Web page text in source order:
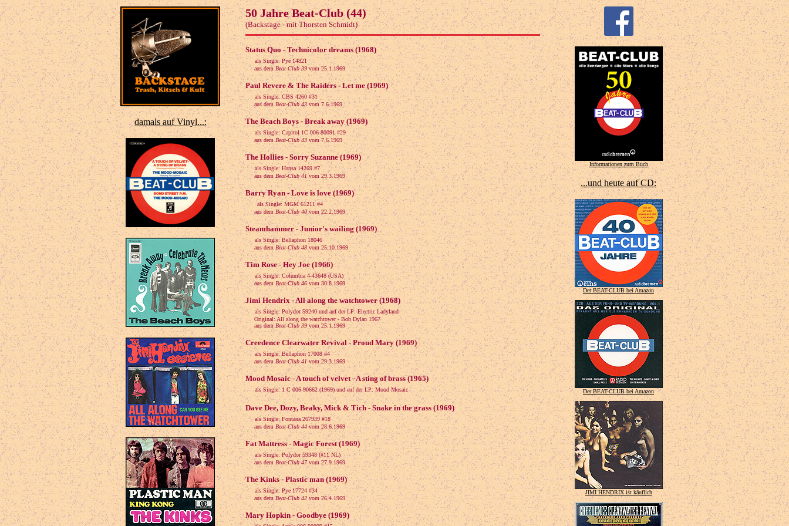
damals auf Vinyl...:
50 Jahre Beat-Club (44)
(Backstage - mit Thorsten Schmidt)
Status Quo - Technicolor dreams (1968)
als Single: Pye 14821
aus demBeat-Club 39vom 25.1.1969
Paul Revere & The Raiders - Let me (1969)
als Single: CBS 4260 #31
aus dem Beat-Club 43vom 7.6.1969
The Beach Boys - Break away (1969)
als Single: Capitol 1C 006-80091 #29
aus demBeat-Club 43 vom 7.6.1969
The Hollies - Sorry Suzanne (1969)
als Single: Hansa 14269 #7
aus dem Beat-Club 41vom 29.3.1969
Barry Ryan - Love is love (1969)
als Single: MGM 61211 #4
aus dem Beat-Club 40vom 22.2.1969
Steamhammer - Junior's wailing (1969)
als Single: Bellaphon 18046
aus dem Beat-Club 48 vom 25.10.1969
Tim Rose - Hey Joe (1966)
als Single: Columbia 4-43648 (USA)
aus dem Beat-Club 46vom 30.8.1969
Jimi Hendrix - All along the watchtower (1968)
als Single: Polydor 59240 und auf der LP: Electric Ladyland
Original: All along the watchtower - Bob Dylan 1967
aus demBeat-Club 39 vom 25.1.1969
Creedence Clearwater Revival - Proud Mary (1969)
als Single: Bellaphon 17008 #4
aus demBeat-Club 41vom 29.3.1969
Mood Mosaic - A touch of velvet - A sting of brass (1965)
als Single: 1 C 006-90662 (1969) und auf der LP: Mood Mosaic
Dave Dee, Dozy, Beaky, Mick & Tich - Snake in the grass (1969)
als Single: Fontana 267939 #18
aus dem Beat-Club 44vom 28.6.1969
Fat Mattress - Magic Forest (1969)
als Single: Polydor 59348 (#11 NL)
aus dem Beat-Club 47vom 27.9.1969
The Kinks - Plastic man (1969)
als Single: Pye 17724 #34
aus demBeat-Club 42 vom 26.4.1969
Mary Hopkin - Goodbye (1969)
Informationen zum Buch
...und heute auf CD:
Der BEAT-CLUB bei Amazon
Der BEAT-CLUB bei Amazon
JIMI HENDRIX ist käuflich